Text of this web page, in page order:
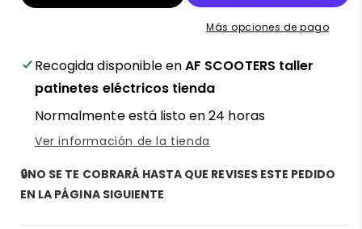
Más opciones de pago
Recogida disponible enAF SCOOTERS taller
patinetes eléctricos tienda
Normalmente está listo en 24 horas
Ver información de la tienda
🔒NO SE TE COBRARÁ HASTA QUE REVISES ESTE PEDIDO
EN LA PÁGINA SIGUIENTE